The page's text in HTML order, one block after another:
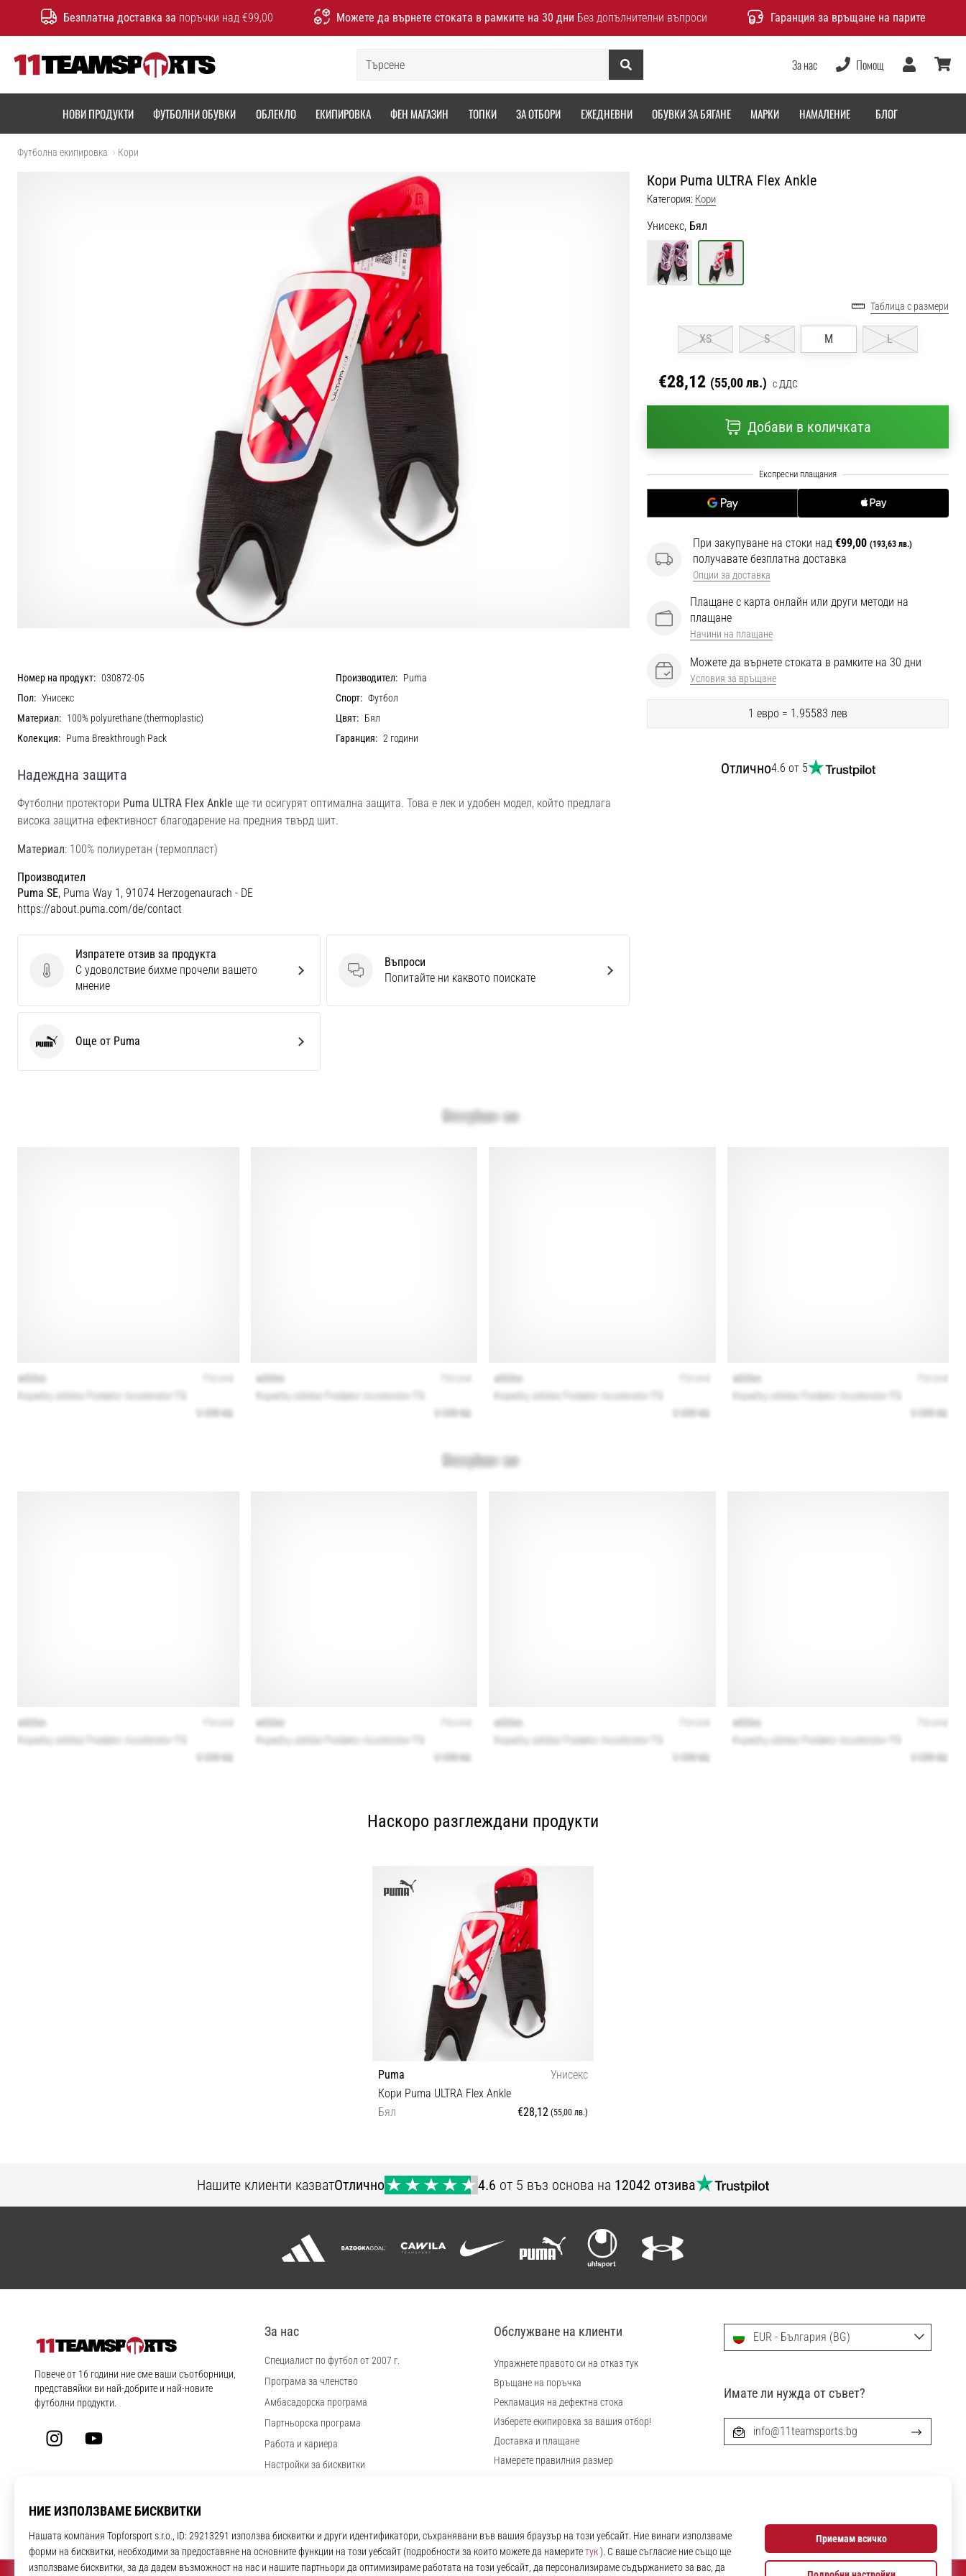
Безплатна доставка за поръчки над €99,00 Можете да върнете стоката в рамките на 30 дни Без допълнителни въпроси Гаранция за връщане на парите
Търсене
За нас Помощ
Потребител
НОВИ ПРОДУКТИ ФУТБОЛНИ ОБУВКИ ОБЛЕКЛО ЕКИПИРОВКА ФЕН МАГАЗИН ТОПКИ ЗА ОТБОРИ ЕЖЕДНЕВНИ ОБУВКИ ЗА БЯГАНЕ МАРКИ НАМАЛЕНИЕ БЛОГ
Футболна екипировка Кори
Кори Puma ULTRA Flex Ankle
Категория: Кори
Унисекс, Бял
Таблица с размери
XS S M L
€28,12 (55,00 лв.) с ДДС
Добави в количката
При закупуване на стоки над €99,00 (193,63 лв.)
получавате безплатна доставка
Опции за доставка
Плащане с карта онлайн или други методи на
плащане
Начини на плащане
Можете да върнете стоката в рамките на 30 дни
Условия за връщане
1 евро = 1.95583 лев
Отлично4.6 от 5
Номер на продукт: 030872-05 Производител: Puma
Пол: Унисекс Спорт: Футбол
Материал: 100% polyurethane (thermoplastic) Цвят: Бял
Колекция: Puma Breakthrough Pack Гаранция: 2 години
Надеждна защита
Футболни протектори Puma ULTRA Flex Ankle ще ти осигурят оптимална защита. Това е лек и удобен модел, който предлага
висока защитна ефективност благодарение на предния твърд шит.
Материал: 100% полиуретан (термопласт)
Производител
Puma SE, Puma Way 1, 91074 Herzogenaurach - DE
https://about.puma.com/de/contact
Изпратете отзив за продукта
Изпратете отзив за продукта
С удоволствие бихме прочели вашето
мнение
Въпроси
Въпроси
Попитайте ни каквото поискате
Puma Още от Puma
Наскоро разглеждани продукти
Puma
Унисекс
Кори Puma ULTRA Flex Ankle
Бял
€28,12 (55,00 лв.)
Нашите клиенти казватОтлично 4.6 от 5 въз основа на 12042 отзива
11teamsports.bg
Повече от 16 години ние сме ваши съотборници,
представяйки ви най-добрите и най-новите
футболни продукти.
InstagramYouTube
За нас
Специалист по футбол от 2007 г.
Програма за членство
Aмбасадорска програма
Партньорска програма
Работа и кариера
Настройки за бисквитки
Обслужване на клиенти
Упражнете правото си на отказ тук
Връщане на поръчка
Рекламация на дефектна стока
Изберете екипировка за вашия отбор!
Доставка и плащане
Намерете правилния размер
EUR - България (BG)
Имате ли нужда от съвет?
info@11teamsports.bg